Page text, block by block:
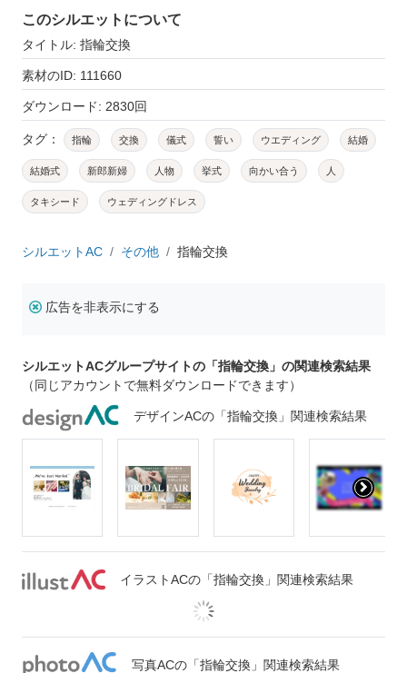
このシルエットについて
タイトル: 指輪交換
素材のID: 111660
ダウンロード: 2830回
タグ： 指輪 交換 儀式 誓い ウエディング 結婚
結婚式 新郎新婦 人物 挙式 向かい合う 人
タキシード ウェディングドレス
シルエットAC その他 指輪交換
広告を非表示にする
シルエットACグループサイトの「指輪交換」の関連検索結果
（同じアカウントで無料ダウンロードできます）
デザインACの「指輪交換」関連検索結果
イラストACの「指輪交換」関連検索結果
写真ACの「指輪交換」関連検索結果